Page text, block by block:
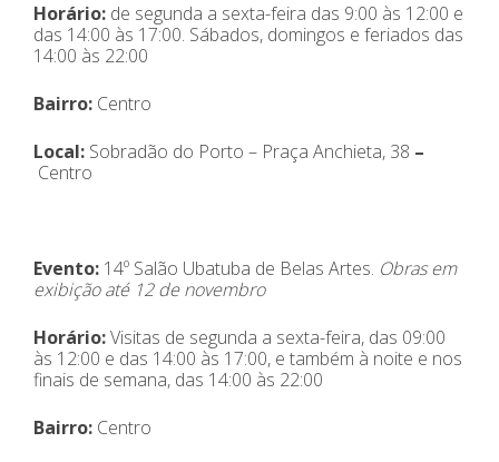
Horário: de segunda a sexta-feira das 9:00 às 12:00 e
das 14:00 às 17:00. Sábados, domingos e feriados das
14:00 às 22:00
Bairro: Centro
Local: Sobradão do Porto – Praça Anchieta, 38 –
Centro
Evento: 14º Salão Ubatuba de Belas Artes. Obras em
exibição até 12 de novembro
Horário:Visitas de segunda a sexta-feira, das 09:00
às 12:00 e das 14:00 às 17:00, e também à noite e nos
finais de semana, das 14:00 às 22:00
Bairro: Centro